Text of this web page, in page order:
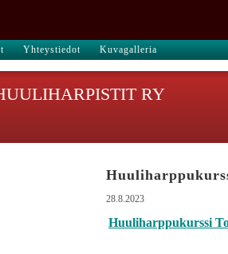
Yhteystiedot Kuvagalleria
RY
28.8.2023
Huuliharppukurssi